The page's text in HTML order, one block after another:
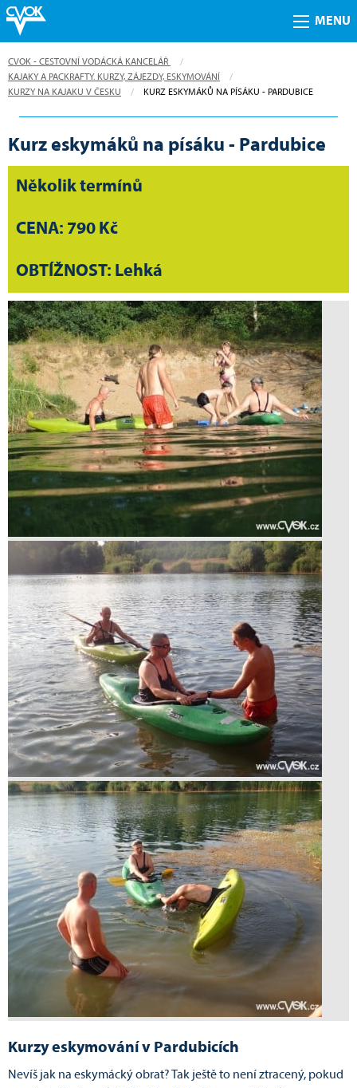
MENU
CVOK - CESTOVNÍ VODÁCKÁ KANCELÁŘ
KAJAKY A PACKRAFTY. KURZY, ZÁJEZDY, ESKYMOVÁNÍ
KURZY NA KAJAKU V ČESKU
CURRENT:
KURZ ESKYMÁKŮ NA PÍSÁKU - PARDUBICE
Kurz eskymáků na písáku - Pardubice
Několik termínů
CENA: 790 Kč
OBTÍŽNOST: Lehká
Kurzy eskymování v Pardubicích
Nevíš jak na eskymácký obrat? Tak ještě to není ztracený, pokud